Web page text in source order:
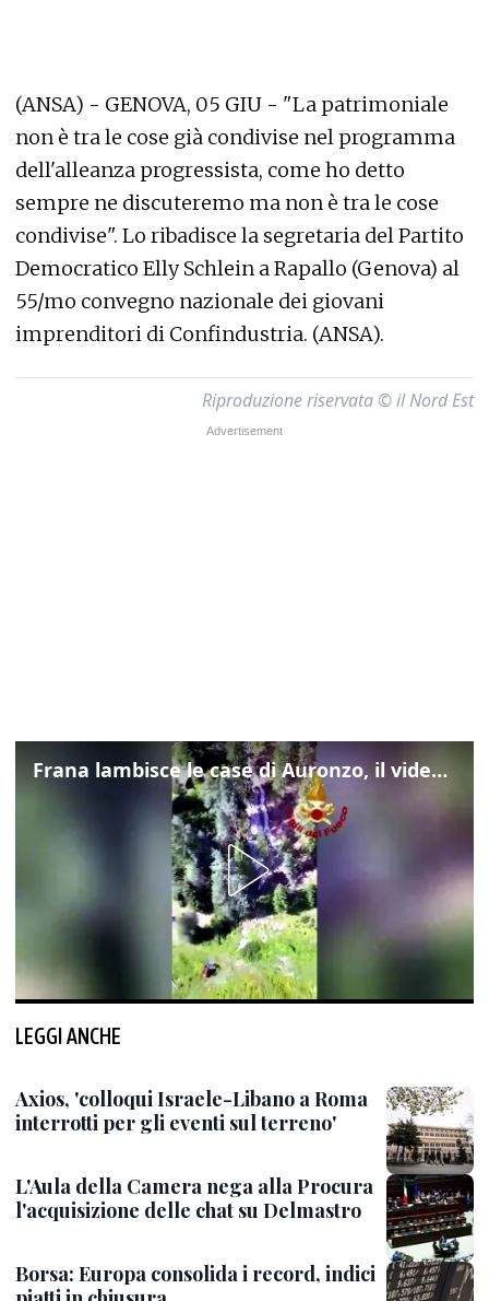
(ANSA) - GENOVA, 05 GIU - "La patrimoniale
non è tra le cose già condivise nel programma
dell'alleanza progressista, come ho detto
sempre ne discuteremo ma non è tra le cose
condivise". Lo ribadisce la segretaria del Partito
Democratico Elly Schlein a Rapallo (Genova) al
55/mo convegno nazionale dei giovani
imprenditori di Confindustria. (ANSA).
Riproduzione riservata © il Nord Est
Frana lambisce le case di Auronzo, il video dall'elicottero dei vigili del fuoco
LEGGI ANCHE
Axios, 'colloqui Israele-Libano a Roma
interrotti per gli eventi sul terreno'
L'Aula della Camera nega alla Procura
l'acquisizione delle chat su Delmastro
Borsa: Europa consolida i record, indici